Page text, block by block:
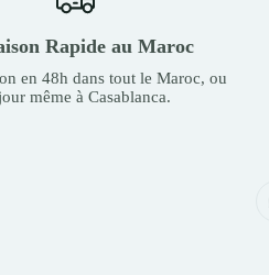
Rapide au Maroc
en 48h dans tout le Maroc, ou
même à Casablanca.